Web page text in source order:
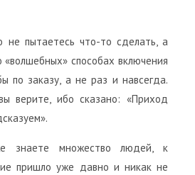
не пытаетесь что-то сделать, а
способах включения
по заказу, а не раз и навсегда.
верите, ибо сказано: «Приход
знаете множество людей, к
пришло уже давно и никак не